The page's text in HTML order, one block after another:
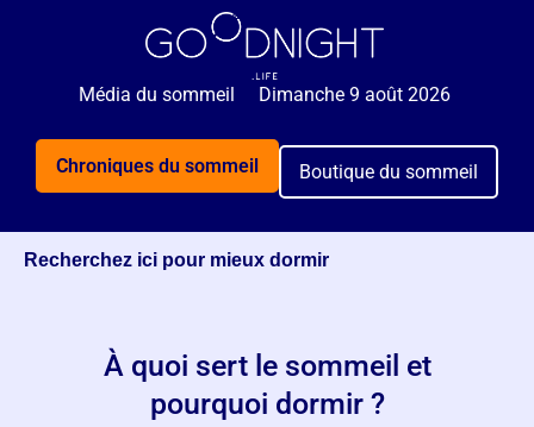
Média du sommeil Dimanche 9 août 2026
Chroniques du sommeil Boutique du sommeil
Recherchez ici pour mieux dormir
À quoi sert le sommeil et
pourquoi dormir ?
🌙 Rejoignez 5 000+ personnes qui reçoivent
GRATUITEMENT nos astuces sommeil 2x par semaine.